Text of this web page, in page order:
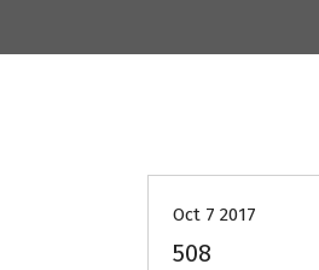
Oct 7 2017
508